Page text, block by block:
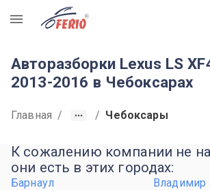
R
Авторазборки Lexus LS
2013-2016 в Чебоксарах
Главная / / Чебоксары
К сожалению компании не
они есть в этих городах:
Барнаул
Владимир